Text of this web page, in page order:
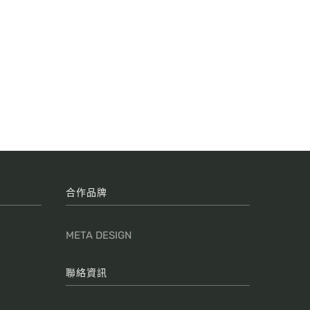
合作品牌
META DESIGN
聯絡資訊